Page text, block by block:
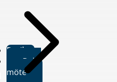
Butiker
Boka
möte